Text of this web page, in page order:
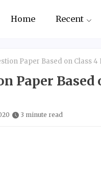
Home Recent
Paper Based on Class 4
Paper Based
3 minute read